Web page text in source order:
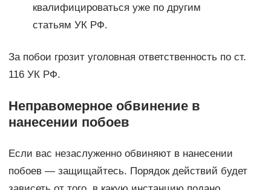
квалифицироваться уже по другим
статьям УК РФ.
За побои грозит уголовная ответственность по ст.
116 УК РФ.
Неправомерное обвинение в
нанесении побоев
Если вас незаслуженно обвиняют в нанесении
побоев — защищайтесь. Порядок действий будет